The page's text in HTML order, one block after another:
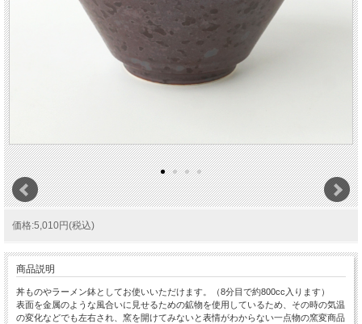
価格:5,010円(税込)
商品説明
丼ものやラーメン鉢としてお使いいただけます。（8分目で約800cc入ります）
表面を金属のような風合いに見せるための鉱物を使用しているため、その時の気温
の変化などでも左右され、窯を開けてみないと表情がわからない一点物の窯変商品